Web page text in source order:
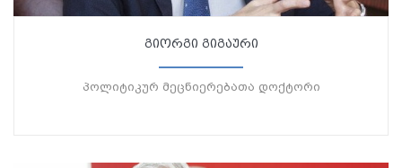
გიორგი გიგაური
პოლიტიკურ მეცნიერებათა დოქტორი